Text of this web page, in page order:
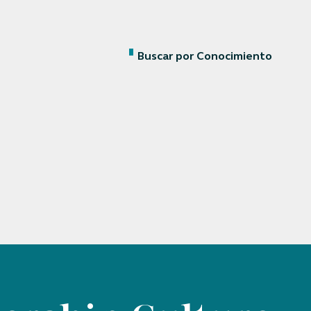
Buscar por Conocimiento